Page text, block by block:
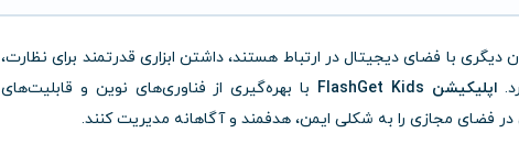
با فضای دیجیتال در ارتباط هستند، داشتن ابزاری قدرتمند برای نظارت،
اپلیکیشن FlashGet Kids
با بهره‌گیری از فناوری‌های نوین و قابلیت‌های
فضای مجازی را به شکلی ایمن، هدفمند و آگاهانه مدیریت کنند.